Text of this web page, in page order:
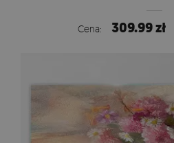
Cena: 309.99 zł